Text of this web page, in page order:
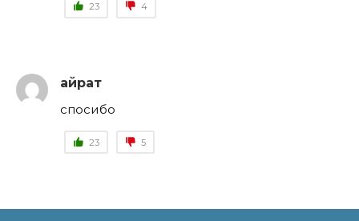
23 4
айрат
cпосибо
23 5